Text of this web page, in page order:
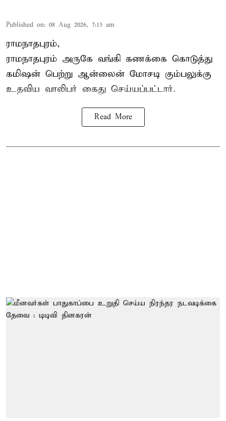
Published on: 08 Aug 2026, 7:13 am
ராமநாதபுரம்,
ராமநாதபுரம் அருகே வங்கி கணக்கை கொடுத்து
கமிஷன் பெற்று ஆன்லைன் மோசடி கும்பலுக்கு
உதவிய வாலிபர் கைது செய்யப்பட்டார்.
Read More